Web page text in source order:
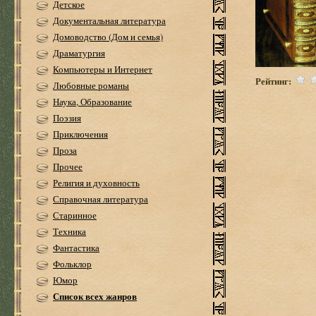
Детское
Документальная литература
Домоводство (Дом и семья)
Драматургия
Компьютеры и Интернет
Любовные романы
Наука, Образование
Поэзия
Приключения
Проза
Прочее
Религия и духовность
Справочная литература
Старинное
Техника
Фантастика
Фольклор
Юмор
Список всех жанров
Рейтинг: